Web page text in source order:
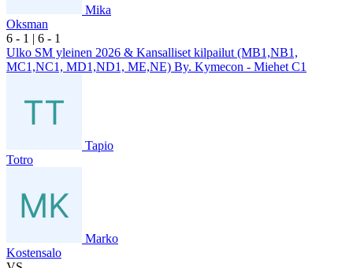
Mika
Oksman
6 - 1 | 6 - 1
Ulko SM yleinen 2026 & Kansalliset kilpailut (MB1,NB1,
MC1,NC1, MD1,ND1, ME,NE) By. Kymecon - Miehet C1
Tapio
Totro
Marko
Kostensalo